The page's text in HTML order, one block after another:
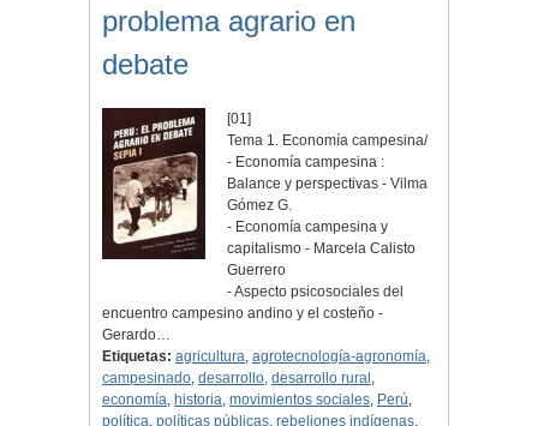
problema agrario en
debate
[01]
Tema 1. Economía campesina/
- Economía campesina :
Balance y perspectivas - Vilma
Gómez G.
- Economía campesina y
capitalismo - Marcela Calisto
Guerrero
- Aspecto psicosociales del
encuentro campesino andino y el costeño -
Gerardo…
Etiquetas: agricultura, agrotecnología-agronomía,
campesinado, desarrollo, desarrollo rural ,
economía, historia, movimientos sociales, Perú,
política, políticas públicas, rebeliones indígenas,